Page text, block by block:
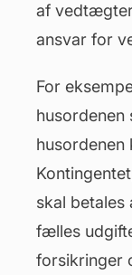
af
ansvar for
For
husordenen
husordenen
skal
fælles
forsikringer